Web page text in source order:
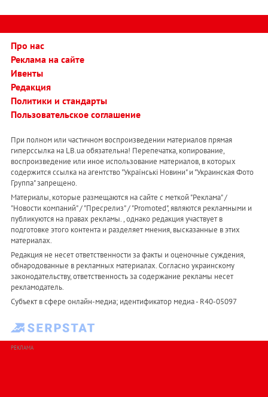
Про нас
Реклама на сайте
Ивенты
Редакция
Политики и стандарты
Пользовательское соглашение
При полном или частичном воспроизведении материалов прямая
гиперссылка на LB.ua обязательна! Перепечатка, копирование,
воспроизведение или иное использование материалов, в которых
содержится ссылка на агентство "Українськi Новини" и "Украинская Фото
Группа" запрещено.
Материалы, которые размещаются на сайте с меткой "Реклама" /
"Новости компаний" / "Пресрелиз" / "Promoted", являются рекламными и
публикуются на правах рекламы. , однако редакция участвует в
подготовке этого контента и разделяет мнения, высказанные в этих
материалах.
Редакция не несет ответственности за факты и оценочные суждения,
обнародованные в рекламных материалах. Согласно украинскому
законодательству, ответственность за содержание рекламы несет
рекламодатель.
Субъект в сфере онлайн-медиа; идентификатор медиа - R40-05097
РЕКЛАМА